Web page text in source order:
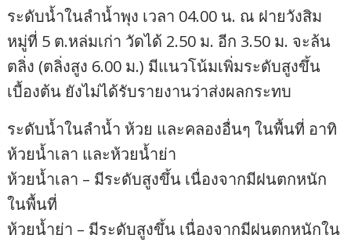
ระดับน้ำในลำน้ำพุง เวลา 04.00 น. ณ ฝายวังสิม
หมู่ที่ 5 ต.หล่มเก่า วัดได้ 2.50 ม. อีก 3.50 ม. จะล้น
ตลิ่ง (ตลิ่งสูง 6.00 ม.) มีแนวโน้มเพิ่มระดับสูงขึ้น
เบื้องต้น ยังไม่ได้รับรายงานว่าส่งผลกระทบ
ระดับน้ำในลำน้ำ ห้วย และคลองอื่นๆ ในพื้นที่ อาทิ
ห้วยน้ำเลา และห้วยน้ำย่า
ห้วยน้ำเลา – มีระดับสูงขึ้น เนื่องจากมีฝนตกหนัก
ในพื้นที่
ห้วยน้ำย่า – มีระดับสูงขึ้น เนื่องจากมีฝนตกหนักใน